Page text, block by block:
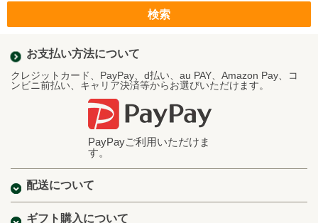
お支払い方法について
クレジットカード、PayPay、d払い、au PAY、Amazon Pay、コ
ンビニ前払い、キャリア決済等からお選びいただけます。
PayPayご利用いただけま
す。
配送について
ギフト購入について